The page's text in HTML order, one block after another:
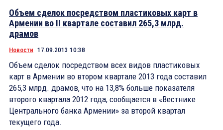
Объем сделок посредством пластиковых карт в
Армении во II квартале составил 265,3 млрд.
драмов
Новости 17.09.2013 10:38
Объем сделок посредством всех видов пластиковых
карт в Армении во втором квартале 2013 года составил
265,3 млрд. драмов, что на 13,8% больше показателя
второго квартала 2012 года, сообщается в «Вестнике
Центрального банка Армении» за второй квартал
текущего года.